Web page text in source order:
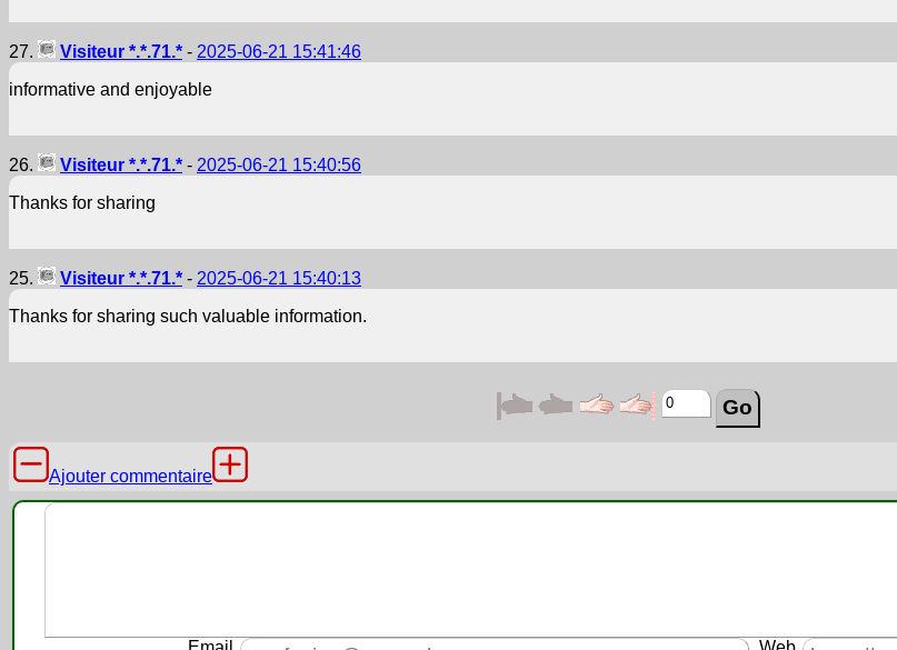
27. Visiteur *.*.71.* - 2025-06-21 15:41:46
informative and enjoyable
26. Visiteur *.*.71.* - 2025-06-21 15:40:56
Thanks for sharing
25. Visiteur *.*.71.* - 2025-06-21 15:40:13
Thanks for sharing such valuable information.
Ajouter commentaire